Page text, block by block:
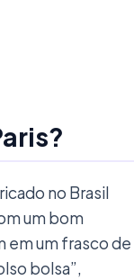
no Brasil
um bom
em um frasco de
bolsa”,